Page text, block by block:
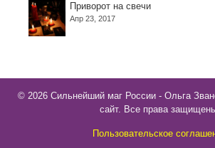
Приворот на свечи
Апр 23, 2017
© 2026 Сильнейший маг России - Ольга
сайт. Все права
Пользовательское